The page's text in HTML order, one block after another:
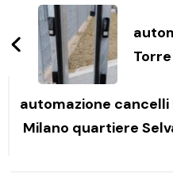
articoli
automazione cancelli
Milano quartiere